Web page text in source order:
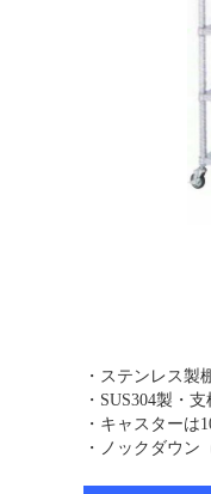
・ステンレス
・SUS304製・
・キャスターは
・ノックダウ